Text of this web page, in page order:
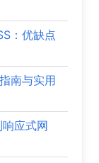
：优缺点
南与实用
应式网